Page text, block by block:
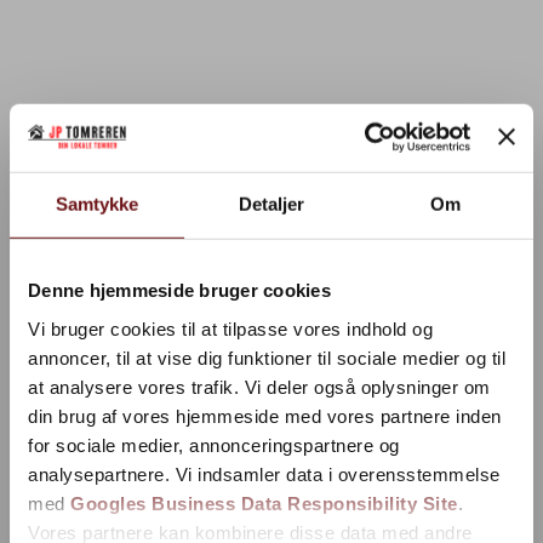
Samtykke Detaljer Om
Denne hjemmeside bruger cookies
Vi bruger cookies til at tilpasse vores indhold og
annoncer, til at vise dig funktioner til sociale medier og til
at analysere vores trafik. Vi deler også oplysninger om
din brug af vores hjemmeside med vores partnere inden
for sociale medier, annonceringspartnere og
analysepartnere. Vi indsamler data i overensstemmelse
med Googles Business Data Responsibility Site
Vores partnere kan kombinere disse data med andre